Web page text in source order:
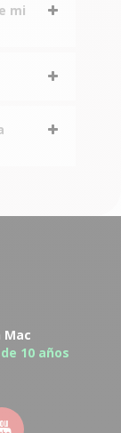
mi
Mac
10 años